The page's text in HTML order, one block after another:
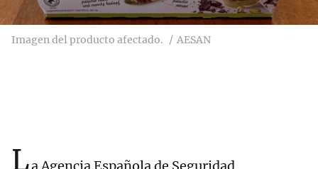
Imagen del producto afectado. AESAN
L